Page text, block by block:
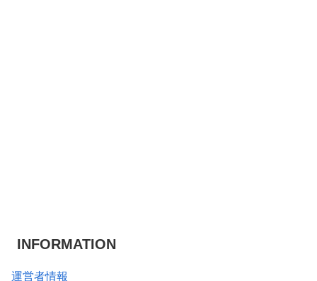
INFORMATION
運営者情報